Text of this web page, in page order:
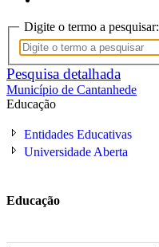
Digite o termo a pesquisar:
Pesquisa detalhada
Município de Cantanhede
Educação
Entidades Educativas
Universidade Aberta
Educação